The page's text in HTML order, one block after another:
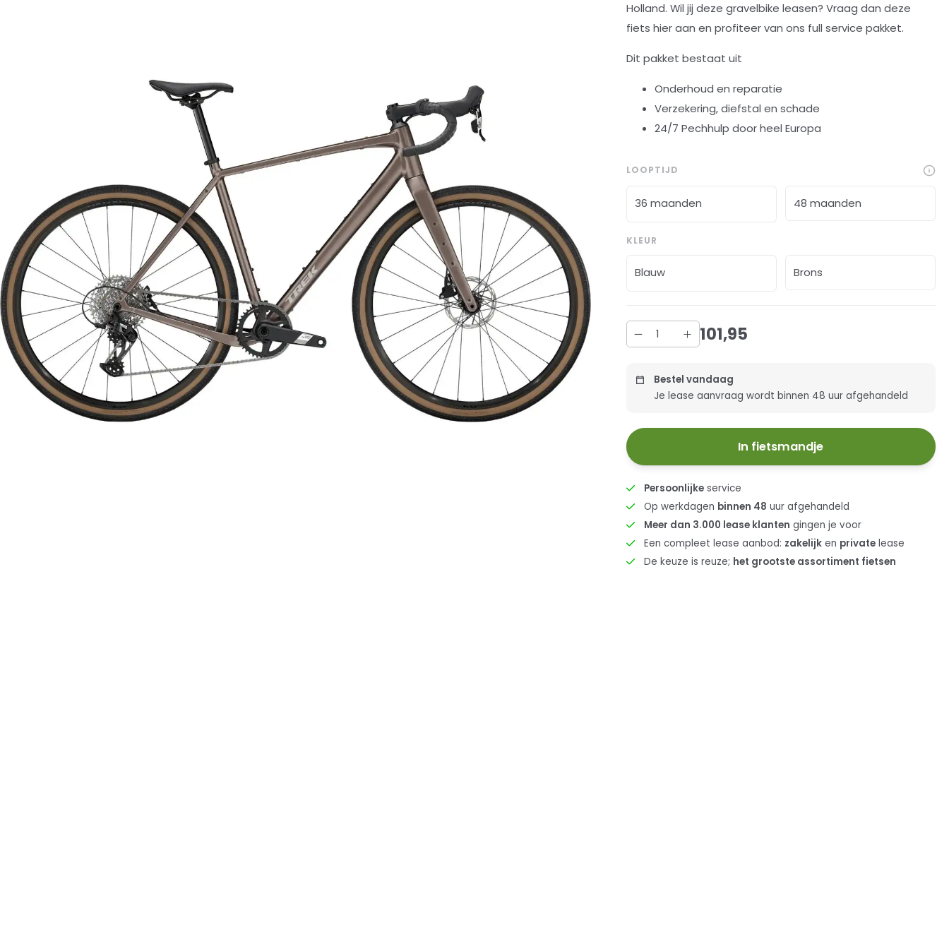
Holland. Wil jij deze gravelbike leasen? Vraag dan deze
fiets hier aan en profiteer van ons full service pakket.
Dit pakket bestaat uit
Onderhoud en reparatie
Verzekering, diefstal en schade
24/7 Pechhulp door heel Europa
LOOPTIJD
36 maanden 48 maanden
KLEUR
Blauw Brons
101,95
Bestel vandaag
Je lease aanvraag wordt binnen 48 uur afgehandeld
In fietsmandje
Persoonlijkeservice
Op werkdagen binnen 48 uur afgehandeld
Meer dan 3.000 lease klanten gingen je voor
Een compleet lease aanbod: zakelijken privatelease
De keuze is reuze; het grootste assortiment fietsen